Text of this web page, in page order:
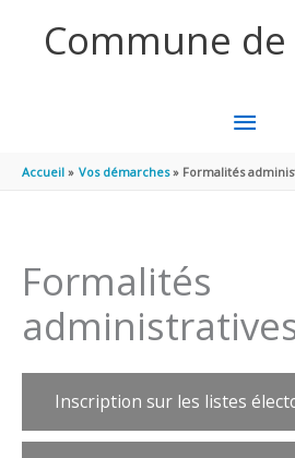
Commune
MENU
Accueil Vos démarches Formalités
Formalités
Inscription sur les listes